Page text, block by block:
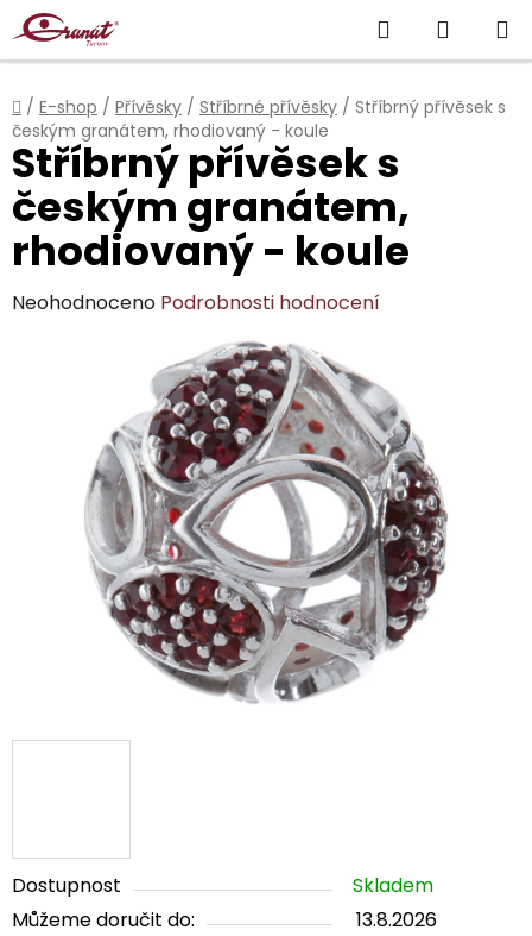
Přejít
na
obsah
Hledat
KOŠÍK
Domů
/ E-shop / Přívěsky / Stříbrné přívěsky / Stříbrný přívěsek s
českým granátem, rhodiovaný - koule
Dostupnost
Skladem
Můžeme doručit do:
13.8.2026
Stříbrný přívěsek s
českým granátem,
rhodiovaný - koule
Průměrné
hvězdiček.
Neohodnoceno Podrobnosti hodnocení